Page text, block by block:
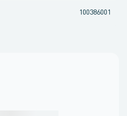
100386001